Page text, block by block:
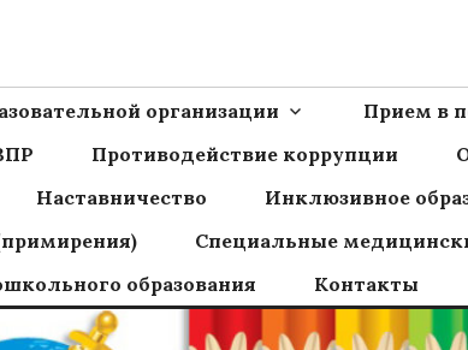
пос.Сборный
организации
Прием в
Противодействие коррупции
Наставничество
Инклюзивное
Специальные
образования Контакты